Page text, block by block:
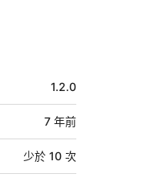
1.2.0
7 年前
少於 10 次